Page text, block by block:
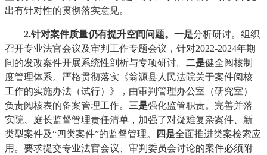
出有针对性的贯彻落实意见。
2.针对案件质量仍有提升空间问题。一是分析研讨。组织
召开专业法官会议及审判工作专题会议，针对2022-2024年期
间的发改案件开展系统性剖析与专项研讨。二是健全阅核制
度管理体系。严格贯彻落实《翁源县人民法院关于案件阅核
工作的实施办法（试行）》，由审判管理办公室（研究室）
负责阅核表的备案管理工作。三是强化监管职责。完善并落
实院、庭长监督管理责任清单，加强了对疑难复杂案件、新
类型案件及“四类案件”的监督管理。
四是全面推进类案检索应
用。要求提交专业法官会议、审判委员会讨论的案件必须附